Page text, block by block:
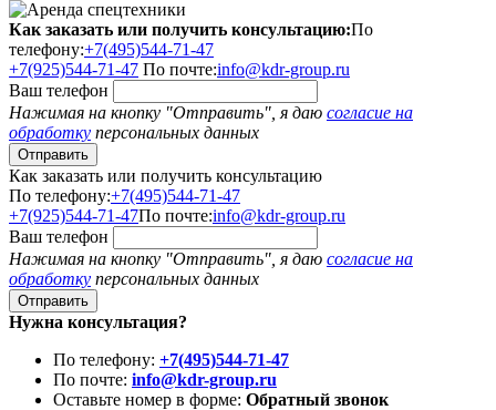
Как заказать или получить консультацию:По
телефону:+7(495)544-71-47
+7(925)544-71-47 По почте:info@kdr-group.ru
Ваш телефон
Нажимая на кнопку "Отправить", я даю согласие на
обработку персональных данных
Как заказать или получить консультацию
По телефону:+7(495)544-71-47
+7(925)544-71-47По почте:info@kdr-group.ru
Ваш телефон
Нажимая на кнопку "Отправить", я даю согласие на
обработку персональных данных
Нужна консультация?
По телефону: +7(495)544-71-47
По почте: info@kdr-group.ru
Оставьте номер в форме: Обратный звонок